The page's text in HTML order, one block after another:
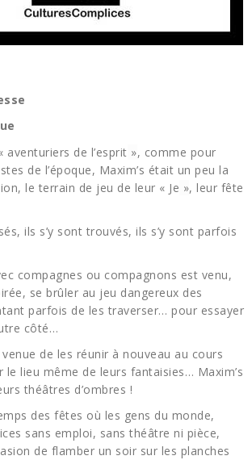
aventuriers de l’esprit », comme pour
de l’époque, Maxim’s était un peu la
le terrain de jeu de leur « Je », leur fête
ils s’y sont trouvés, ils s’y sont parfois
compagnes ou compagnons est venu,
se brûler au jeu dangereux des
parfois de les traverser… pour essayer
côté…
venue de les réunir à nouveau au cours
le lieu même de leurs fantaisies… Maxim’s
théâtres d’ombres !
des fêtes où les gens du monde,
sans emploi, sans théâtre ni pièce,
de flamber un soir sur les planches